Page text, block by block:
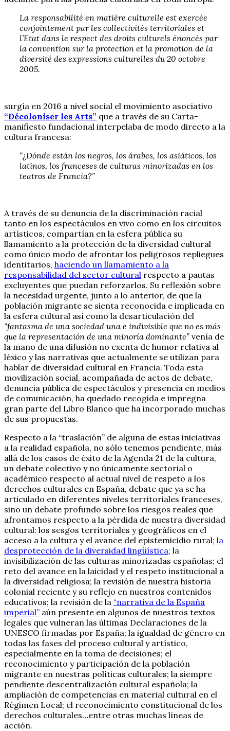
La responsabilité en matière culturelle est exercée
conjointement par les collectivités territoriales et
l’Etat dans le respect des droits culturels énoncés par
la convention sur la protection et la promotion de la
diversité des expressions culturelles du 20 octobre
2005.
surgía en 2016 a nivel social el movimiento asociativo
“Décoloniser les Arts” que a través de su Carta-
manifiesto fundacional interpelaba de modo directo a la
cultura francesa:
“¿Dónde están los negros, los árabes, los asiáticos, los
latinos, los franceses de culturas minorizadas en los
teatros de Francia?”
A través de su denuncia de la discriminación racial
tanto en los espectáculos en vivo como en los circuitos
artísticos, compartían en la esfera pública su
llamamiento a la protección de la diversidad cultural
como único modo de afrontar los peligrosos repliegues
identitarios, haciendo un llamamiento a la
responsabilidad del sector cultural respecto a pautas
excluyentes que puedan reforzarlos. Su reflexión sobre
la necesidad urgente, junto a lo anterior, de que la
población migrante se sienta reconocida e implicada en
la esfera cultural así como la desarticulación del
“fantasma de una sociedad una e indivisible que no es más
que la representación de una minoría dominante” venía de
la mano de una difusión no exenta de humor relativa al
léxico y las narrativas que actualmente se utilizan para
hablar de diversidad cultural en Francia. Toda esta
movilización social, acompañada de actos de debate,
denuncia pública de espectáculos y presencia en medios
de comunicación, ha quedado recogida e impregna
gran parte del Libro Blanco que ha incorporado muchas
de sus propuestas.
Respecto a la “traslación” de alguna de estas iniciativas
a la realidad española, no sólo tenemos pendiente, más
allá de los casos de éxito de la Agenda 21 de la cultura,
un debate colectivo y no únicamente sectorial o
académico respecto al actual nivel de respeto a los
derechos culturales en España, debate que ya se ha
articulado en diferentes niveles territoriales franceses,
sino un debate profundo sobre los riesgos reales que
afrontamos respecto a la pérdida de nuestra diversidad
cultural: los sesgos territoriales y geográficos en el
acceso a la cultura y el avance del epistemicidio rural; la
desprotección de la diversidad lingüística; la
invisibilización de las culturas minorizadas españolas; el
reto del avance en la laicidad y el respeto institucional a
la diversidad religiosa; la revisión de nuestra historia
colonial reciente y su reflejo en nuestros contenidos
educativos; la revisión de la “narrativa de la España
imperial” aún presente en algunos de nuestros textos
legales que vulneran las últimas Declaraciones de la
UNESCO firmadas por España; la igualdad de género en
todas las fases del proceso cultural y artístico,
especialmente en la toma de decisiones; el
reconocimiento y participación de la población
migrante en nuestras políticas culturales; la siempre
pendiente descentralización cultural española; la
ampliación de competencias en material cultural en el
Régimen Local; el reconocimiento constitucional de los
derechos culturales…entre otras muchas líneas de
acción.